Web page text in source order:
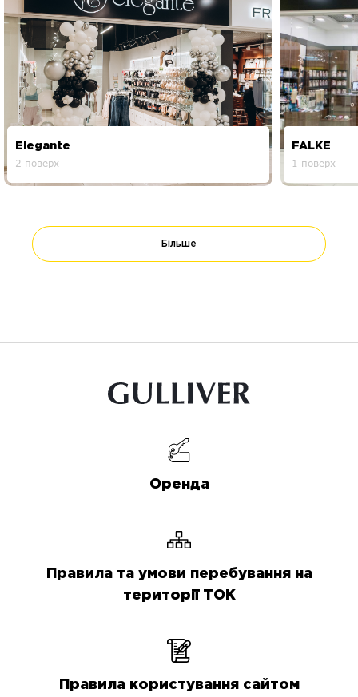
Elegante
2 поверх
FALKE
1 поверх
Більше
Оренда
Правила та умови перебування на
території ТОК
Правила користування сайтом